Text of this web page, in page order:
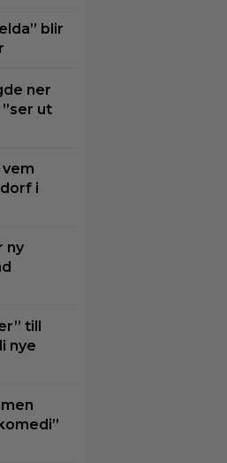
blir
ner
ut
vem
i
ny
till
nye